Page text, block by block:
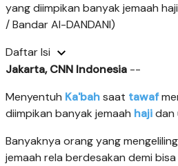
yang diimpikan banyak jemaah
/ Bandar Al-DANDANI)
Daftar Isi
Jakarta, CNN Indonesia --
Menyentuh Ka'bahsaat tawaf
diimpikan banyak jemaah hajidan
Banyaknya orang yang
jemaah rela berdesakan demi